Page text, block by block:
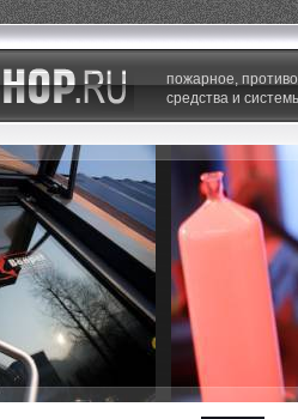
пожарное,
средства и